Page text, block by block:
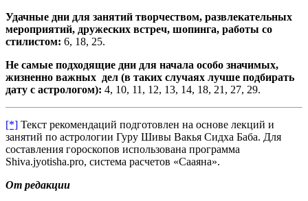
Удачные дни для занятий творчеством, развлекательных
мероприятий, дружеских встреч, шопинга, работы со
стилистом: 6, 18, 25.
Не самые подходящие дни для начала особо значимых,
жизненно важных дел (в таких случаях лучше подбирать
дату с астрологом): 4, 10, 11, 12, 13, 14, 18, 21, 27, 29.
[*] Текст рекомендаций подготовлен на основе лекций и
занятий по астрологии Гуру Шивы Вакья Сидха Баба. Для
составления гороскопов использована программа
Shiva.jyotisha.pro, система расчетов «Сааяна».
От редакции